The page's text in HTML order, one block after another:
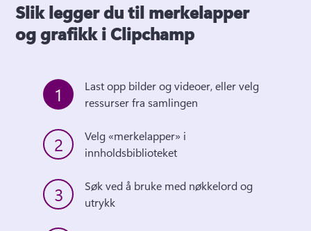
Slik legger du til merkelapper
og grafikk i Clipchamp
1
Last opp bilder og videoer, eller velg
2
Velg «merkelapper» i
3
Søk ved å bruke med nøkkelord og
utrykk